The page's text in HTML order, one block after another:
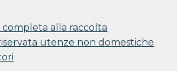
completa alla raccolta
utenze non domestiche